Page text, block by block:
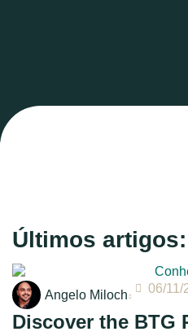
Últimos artigos:
Angelo Miloch 06/11/
Discover the BTG